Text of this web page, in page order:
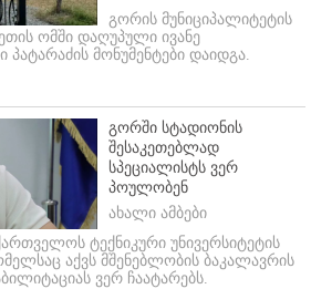
გორის მუნიციპალიტეტის
ომში დაღუპული ივანე
მონუმენტები დაიდგა.
გორში სტადიონის
შესაკეთებლად
სპეციალისტს ვერ
პოულობენ
ახალი ამბები
ტექნიკური უნივერსიტეტის
აქვს მშენებლობის ბაკალავრის
ვერ ჩაატარებს.